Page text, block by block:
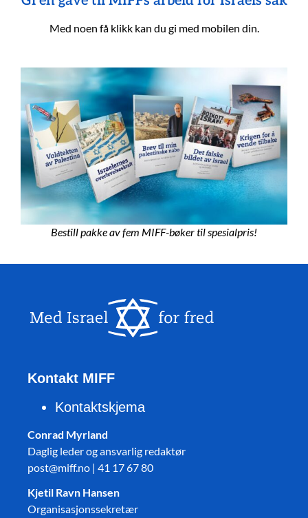
Med noen få klikk kan du gi med mobilen din.
Bestill pakke av fem MIFF-bøker til spesialpris!
Kontakt MIFF
Kontaktskjema
Conrad Myrland
Daglig leder og ansvarlig redaktør
post@miff.no | 41 17 67 80
Kjetil Ravn Hansen
Organisasjonssekretær